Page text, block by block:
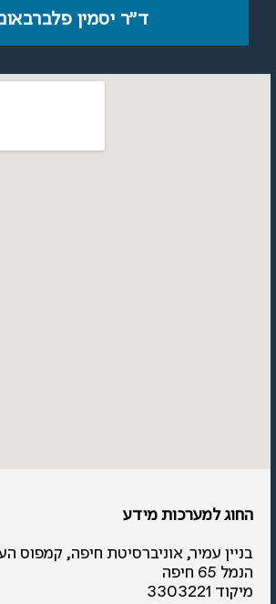
ד"ר יסמין פלברבאום
החוג למערכות מידע
הנמל 65 חיפה
מיקוד 3303221